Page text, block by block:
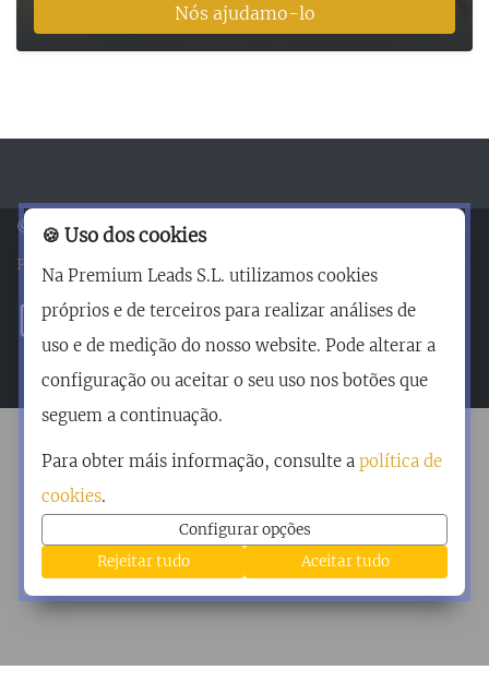
Nós ajudamo-lo
© Premium Leads •Aviso Legal
Política de Cookies
🍪 Uso dos cookies
Na Premium Leads S.L. utilizamos cookies
próprios e de terceiros para realizar análises de
uso e de medição do nosso website. Pode alterar a
configuração ou aceitar o seu uso nos botões que
seguem a continuação.
Para obter máis informação, consulte apolítica de
cookies.
Configurar opções
Rejeitar tudo
Aceitar tudo